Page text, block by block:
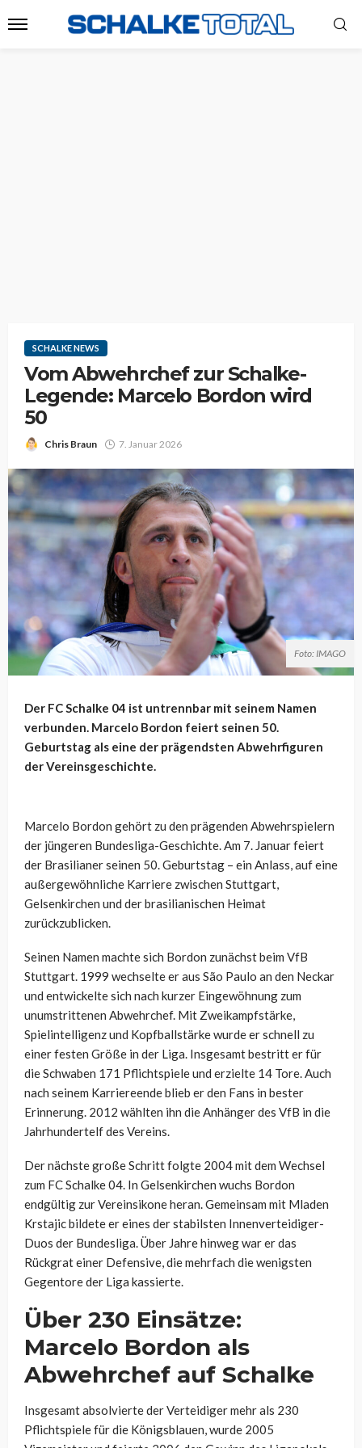
SCHALKE NEWS
Vom Abwehrchef zur Schalke-
Legende: Marcelo Bordon wird
50
Chris Braun 7. Januar 2026
Foto: IMAGO
Der FC Schalke 04 ist untrennbar mit seinem Namen
verbunden. Marcelo Bordon feiert seinen 50.
Geburtstag als eine der prägendsten Abwehrfiguren
der Vereinsgeschichte.
Marcelo Bordon gehört zu den prägenden Abwehrspielern
der jüngeren Bundesliga-Geschichte. Am 7. Januar feiert
der Brasilianer seinen 50. Geburtstag – ein Anlass, auf eine
außergewöhnliche Karriere zwischen Stuttgart,
Gelsenkirchen und der brasilianischen Heimat
zurückzublicken.
Seinen Namen machte sich Bordon zunächst beim VfB
Stuttgart. 1999 wechselte er aus São Paulo an den Neckar
und entwickelte sich nach kurzer Eingewöhnung zum
unumstrittenen Abwehrchef. Mit Zweikampfstärke,
Spielintelligenz und Kopfballstärke wurde er schnell zu
einer festen Größe in der Liga. Insgesamt bestritt er für
die Schwaben 171 Pflichtspiele und erzielte 14 Tore. Auch
nach seinem Karriereende blieb er den Fans in bester
Erinnerung. 2012 wählten ihn die Anhänger des VfB in die
Jahrhundertelf des Vereins.
Der nächste große Schritt folgte 2004 mit dem Wechsel
zum FC Schalke 04. In Gelsenkirchen wuchs Bordon
endgültig zur Vereinsikone heran. Gemeinsam mit Mladen
Krstajic bildete er eines der stabilsten Innenverteidiger-
Duos der Bundesliga. Über Jahre hinweg war er das
Rückgrat einer Defensive, die mehrfach die wenigsten
Gegentore der Liga kassierte.
Über 230 Einsätze:
Marcelo Bordon als
Abwehrchef auf Schalke
Insgesamt absolvierte der Verteidiger mehr als 230
Pflichtspiele für die Königsblauen, wurde 2005